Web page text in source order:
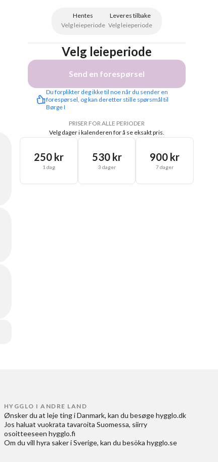
Hentes
Velg leieperiode
Leveres tilbake
Velg leieperiode
Velg leieperiode
Send en forespørsel
Du forplikter deg ikke til noe når du sender en
forespørsel, og kan deretter stille spørsmål til
Børge I
PRISER FOR ALLE PERIODER
Velg dager i kalenderen for å se eksakt pris.
250 kr
1 dag
530 kr
3 dager
900 kr
7 dager
HYGGLO I ANDRE LAND
Ønsker du at leje ting i Danmark, kan du besøge hygglo.dk
Jos haluat vuokrata tavaroita Suomessa, siirry
osoitteeseen hygglo.fi
Om du vill hyra saker i Sverige, kan du besöka hygglo.se